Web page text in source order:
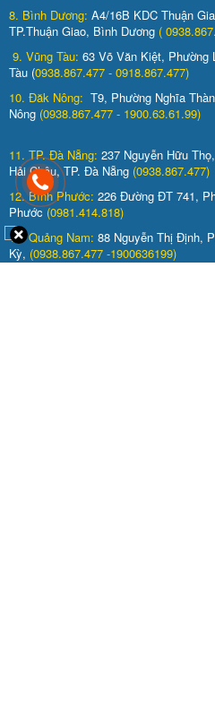
8. Bình Dương: A4/16B KDC Thuận
TP.Thuận Giao, Bình Dương (
9. Vũng Tàu: 63 Võ Văn Kiệt, Phường
Tàu (0938.867.477 - 0918.867.477)
10. Đăk Nông: T9, Phường Nghĩa
Nông (0938.867.477 - 1900.63.61.99)
11. TP. Đà Nẵng: 237 Nguyễn Hữu
Hải Châu, TP. Đà Nẵng (0938.867.477)
12. Bình Phước: 226 Đường ĐT 741,
Phước(0981.414.818)
13. Quảng Nam: 88 Nguyễn Thị Định,
Kỳ, (0938.867.477 -1900636199)